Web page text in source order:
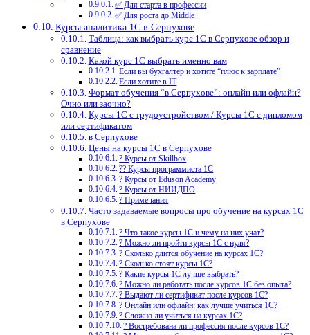
✅ Для старта в профессии
✅ Для роста до Middle+
Курсы аналитика 1С в Серпухове
Таблица: как выбрать курс 1С в Серпухове обзор и
сравнение
Какой курс 1С выбрать именно вам
Если вы бухгалтер и хотите “плюс к зарплате”
Если хотите в IT
Формат обучения “в Серпухове”: онлайн или офлайн?
Очно или заочно?
Курсы 1С с трудоустройством / Курсы 1С с дипломом
или сертификатом
в Серпухове
Цены на курсы 1С в Серпухове
? Курсы от Skillbox
?‍? Курсы программиста 1С
? Курсы от Eduson Academy
? Курсы от НИИДПО
? Примечания
Часто задаваемые вопросы про обучение на курсах 1С
в Серпухове
? Что такое курсы 1С и чему на них учат?
? Можно ли пройти курсы 1С с нуля?
? Сколько длится обучение на курсах 1С?
? Сколько стоят курсы 1С?
? Какие курсы 1С лучше выбрать?
? Можно ли работать после курсов 1С без опыта?
? Выдают ли сертификат после курсов 1С?
? Онлайн или офлайн: как лучше учиться 1С?
? Сложно ли учиться на курсах 1С?
? Востребована ли профессия после курсов 1С?